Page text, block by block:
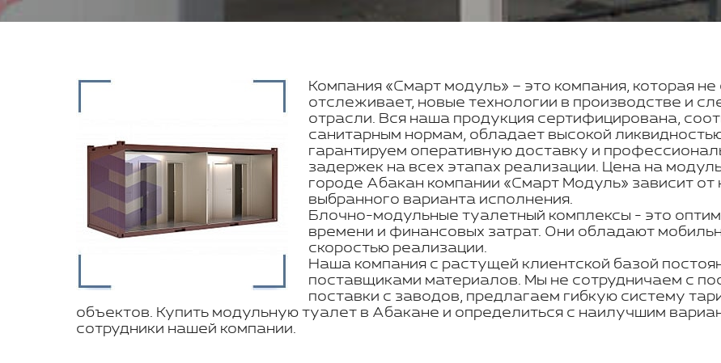
Компания «Смарт модуль» – это компания, которая
отслеживает, новые технологии в производстве и
отрасли. Вся наша продукция сертифицирована,
санитарным нормам, обладает высокой
гарантируем оперативную доставку и
задержек на всех этапах реализации. Цена на
городе Абакан компании «Смарт Модуль» зависит от
выбранного варианта исполнения.
Блочно-модульные туалетный комплексы - это
времени и финансовых затрат. Они обладают
скоростью реализации.
Наша компания с растущей клиентской базой
поставщиками материалов. Мы не сотрудничаем с
поставки с заводов, предлагаем гибкую систему
объектов. Купить модульную туалет в Абакане и определиться с наилучшим
сотрудники нашей компании.